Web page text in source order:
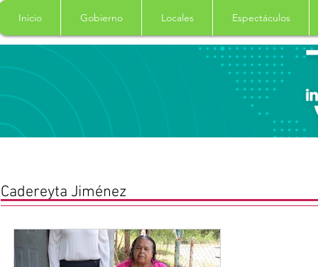
Inicio Gobierno Locales Espectáculos
Cadereyta Jiménez